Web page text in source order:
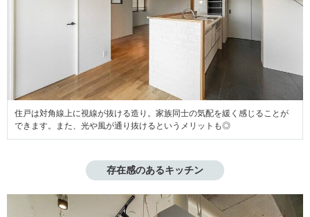
住戸は対角線上に視線が抜ける造り。家族同士の気配を緩く感じることが
できます。また、光や風が通り抜けるというメリットも◎
存在感のあるキッチン